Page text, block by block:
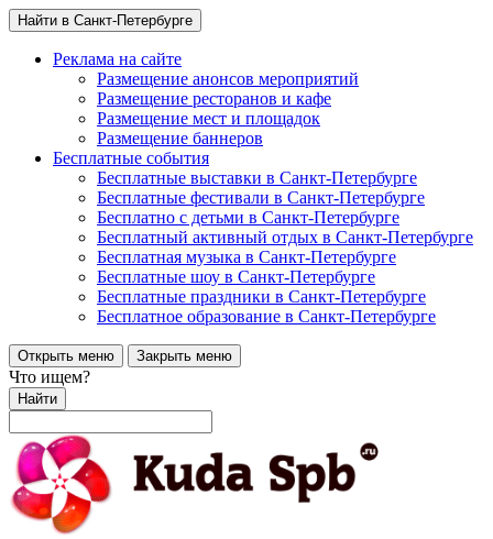
Найти в Санкт-Петербурге
Реклама на сайте
Размещение анонсов мероприятий
Размещение ресторанов и кафе
Размещение мест и площадок
Размещение баннеров
Бесплатные события
Бесплатные выставки в Санкт-Петербурге
Бесплатные фестивали в Санкт-Петербурге
Бесплатно с детьми в Санкт-Петербурге
Бесплатный активный отдых в Санкт-Петербурге
Бесплатная музыка в Санкт-Петербурге
Бесплатные шоу в Санкт-Петербурге
Бесплатные праздники в Санкт-Петербурге
Бесплатное образование в Санкт-Петербурге
Открыть меню Закрыть меню
Что ищем?
Найти